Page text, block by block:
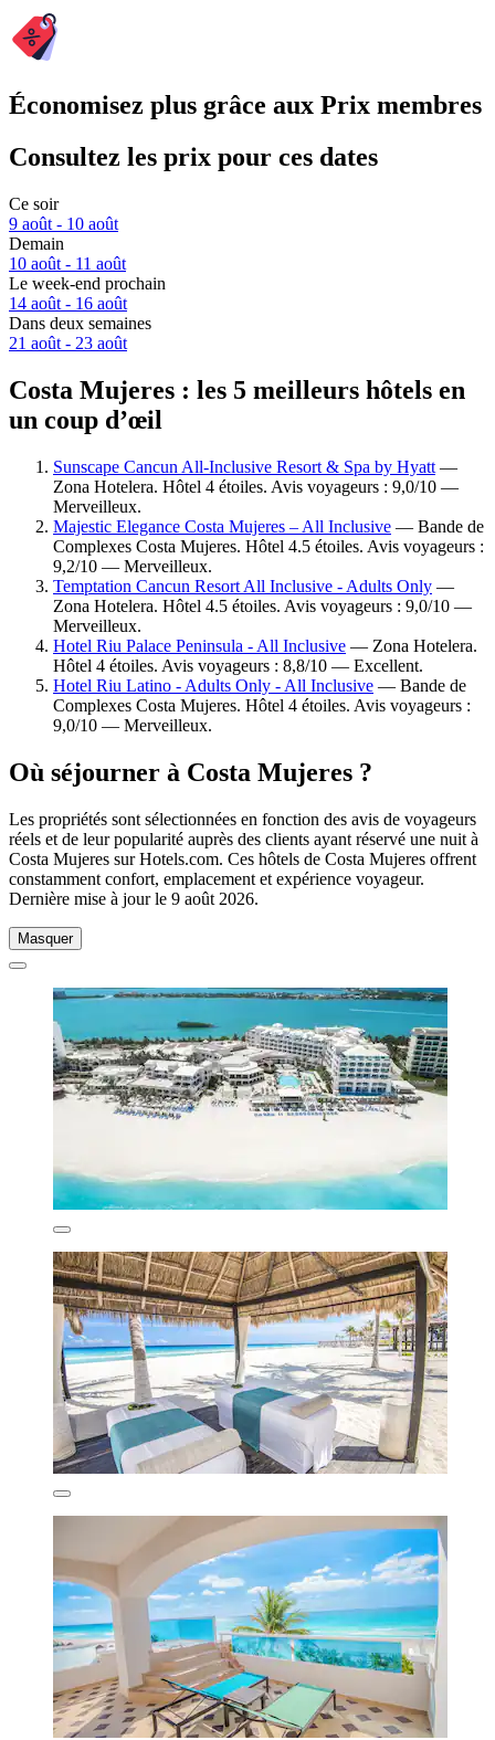
Économisez plus grâce aux Prix membres
Consultez les prix pour ces dates
Ce soir
9 août - 10 août
Demain
10 août - 11 août
Le week-end prochain
14 août - 16 août
Dans deux semaines
21 août - 23 août
Costa Mujeres : les 5 meilleurs hôtels en
un coup d’œil
Sunscape Cancun All-Inclusive Resort & Spa by Hyatt —
Zona Hotelera. Hôtel 4 étoiles. Avis voyageurs : 9,0/10 —
Merveilleux.
Majestic Elegance Costa Mujeres – All Inclusive — Bande de
Complexes Costa Mujeres. Hôtel 4.5 étoiles. Avis voyageurs :
9,2/10 — Merveilleux.
Temptation Cancun Resort All Inclusive - Adults Only —
Zona Hotelera. Hôtel 4.5 étoiles. Avis voyageurs : 9,0/10 —
Merveilleux.
Hotel Riu Palace Peninsula - All Inclusive — Zona Hotelera.
Hôtel 4 étoiles. Avis voyageurs : 8,8/10 — Excellent.
Hotel Riu Latino - Adults Only - All Inclusive — Bande de
Complexes Costa Mujeres. Hôtel 4 étoiles. Avis voyageurs :
9,0/10 — Merveilleux.
Où séjourner à Costa Mujeres ?
Les propriétés sont sélectionnées en fonction des avis de voyageurs
réels et de leur popularité auprès des clients ayant réservé une nuit à
Costa Mujeres sur Hotels.com. Ces hôtels de Costa Mujeres offrent
constamment confort, emplacement et expérience voyageur.
Dernière mise à jour le 9 août 2026.
Masquer